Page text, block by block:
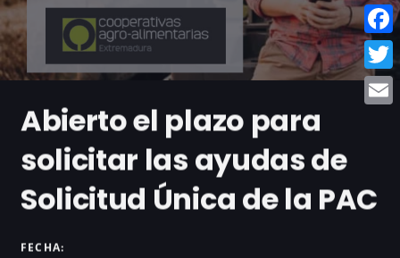
Abierto el plazo para
solicitar las ayudas de
Solicitud Única de la PAC
FECHA: